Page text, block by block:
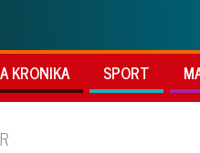
KRONIKA SPORT